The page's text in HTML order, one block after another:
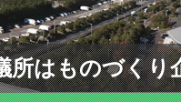
所はものづくり